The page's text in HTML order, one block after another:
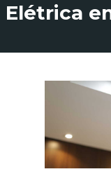
REFORMA
Elétrica